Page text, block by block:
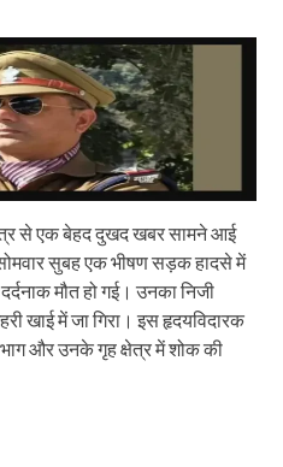
से एक बेहद दुखद खबर सामने आई
सोमवार सुबह एक भीषण सड़क हादसे में
दर्दनाक मौत हो गई। उनका निजी
खाई में जा गिरा। इस हृदयविदारक
और उनके गृह क्षेत्र में शोक की